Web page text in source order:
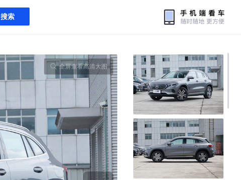
搜索
全屏查看高清大图